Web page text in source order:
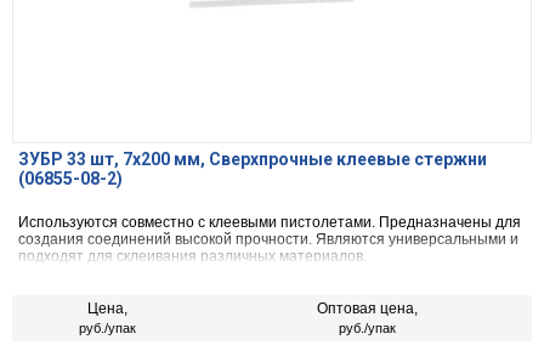
ЗУБР 33 шт, 7х200 мм, Сверхпрочные клеевые стержни
(06855-08-2)
Используются совместно с клеевыми пистолетами. Предназначены для
создания соединений высокой прочности. Являются универсальными и
подходят для склеивания различных материалов.
Цена,
руб./упак
Оптовая цена,
руб./упак